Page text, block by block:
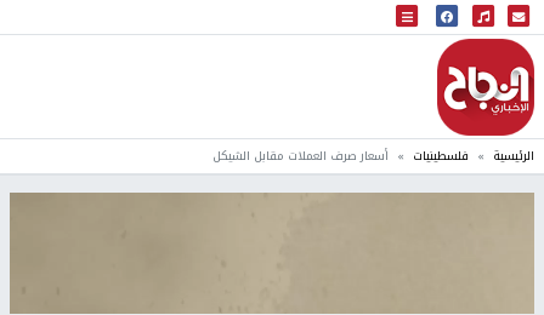
البث المباشر
إذاعة النجاح
الرئيسية فلسطينيات أسعار صرف العملات مقابل الشيكل